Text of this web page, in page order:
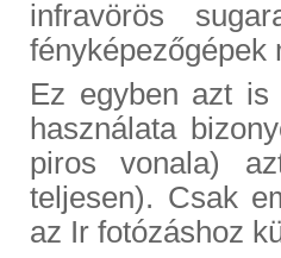
infravörös
fényképezőgépek
Ez egyben azt is
használata
piros vonala)
teljesen). Csak
az Ir fotózáshoz